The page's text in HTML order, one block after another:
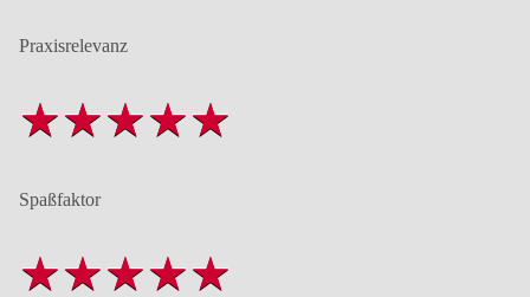
Praxisrelevanz
Spaßfaktor